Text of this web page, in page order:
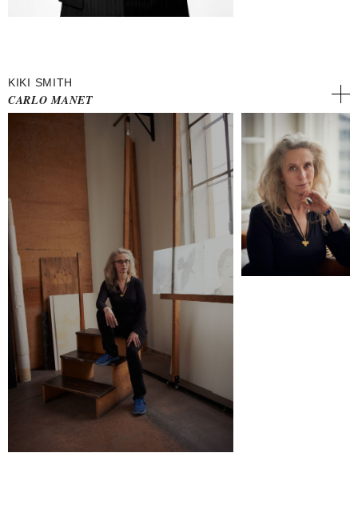
KIKI SMITH
CARLO MANET